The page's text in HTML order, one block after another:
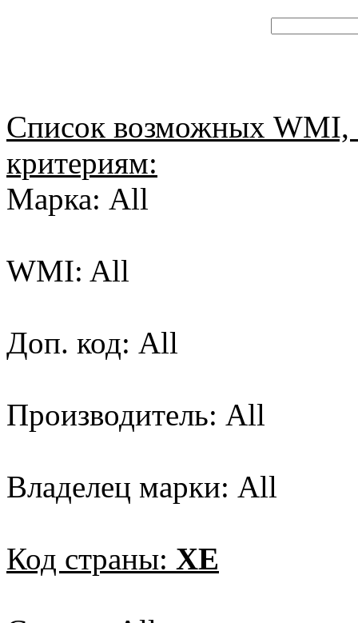
Список возможных
критериям:
Марка: All
WMI: All
Доп. код: All
Производитель: All
Владелец марки: All
Код страны: XE